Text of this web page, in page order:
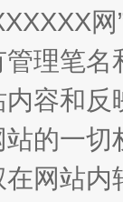
理笔
内容和
的一
网站